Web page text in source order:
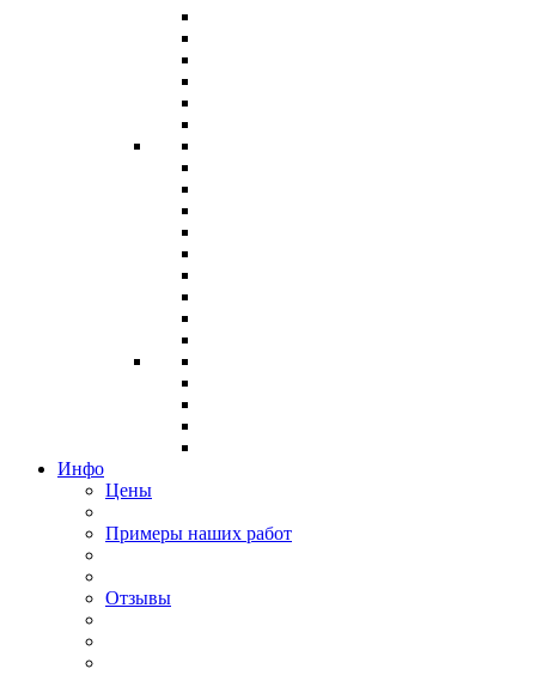
Инфо
Цены
Примеры наших работ
Отзывы